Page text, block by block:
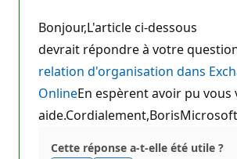
Bonjour,L'article ci-dessous
devrait répondre à votre
relation d'organisation dans
OnlineEn espèrent avoir pu vous
Cette réponse a-t-elle été utile ?